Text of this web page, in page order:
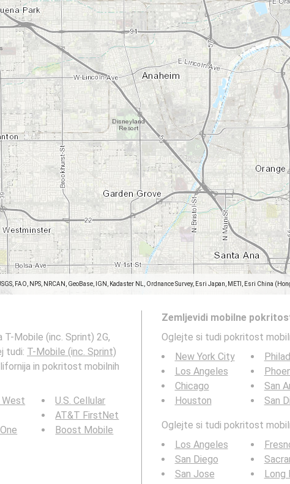
FAO, NPS, NRCAN, GeoBase, IGN, Kadaster NL, Ordnance Survey, Esri Japan, METI, Esri China
Mobile (inc. Sprint) 2G,
tudi: T-Mobile (inc. Sprint)
in pokritost mobilnih
West
U.S. Cellular
AT&T FirstNet
Boost Mobile
Zemljevidi mobilne
Oglejte si tudi pokritost
New York City
Los Angeles
Chicago
Houston
San
San
Oglejte si tudi pokritost
Los Angeles
San Diego
San Jose
Long